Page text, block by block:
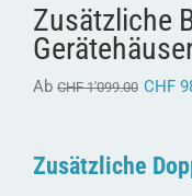
Zusätzliche
Ab CHF1'099.00 CHF
Zusätzliche